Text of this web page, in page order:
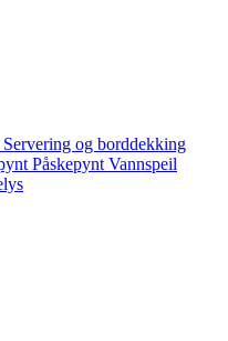
Servering og borddekking
Påskepynt Vannspeil